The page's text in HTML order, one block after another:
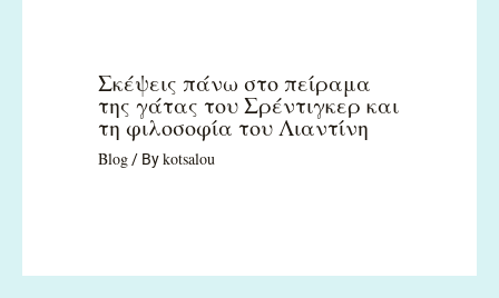
Σκέψεις πάνω στο πείραμα
της γάτας του Σρέντιγκερ και
τη φιλοσοφία του Λιαντίνη
Blog/ Bykotsalou